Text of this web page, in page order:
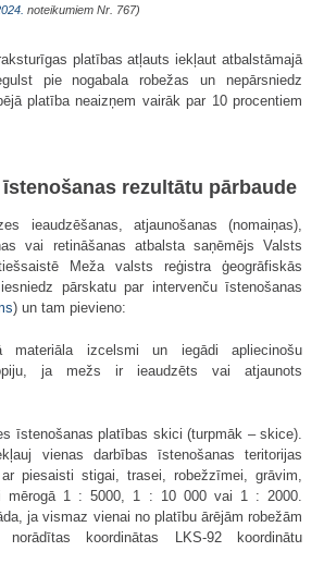
noteikumiem Nr. 767)
platības atļauts iekļaut atbalstāmajā
pie nogabala robežas un nepārsniedz
platība neaizņem vairāk par 10 procentiem
rezultātu pārbaude
ieaudzēšanas, atjaunošanas (nomaiņas),
vai retināšanas atbalsta saņēmējs Valsts
Meža valsts reģistra ģeogrāfiskās
pārskatu par intervenču īstenošanas
) un tam pievieno:
materiāla izcelsmi un iegādi apliecinošu
ja mežs ir ieaudzēts vai atjaunots
īstenošanas platības skici (turpmāk – skice).
vienas darbības īstenošanas teritorijas
piesaisti stigai, trasei, robežzīmei, grāvim,
mērogā 1 : 5000, 1 : 10 000 vai 1 : 2000.
ja vismaz vienai no platību ārējām robežām
koordinātas LKS-92 koordinātu